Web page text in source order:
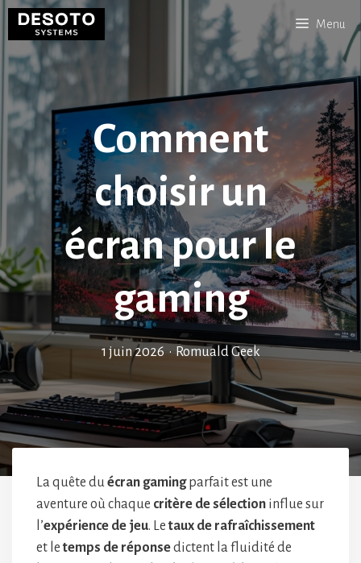
Aller
contenu
Menu
Comment
choisir un
écran pour le
gaming
1 juin 2026 • Romuald Geek
La quête duécran gamingparfait est une
aventure où chaque critère de sélection influe sur
l’expérience de jeu. Le taux de rafraîchissement
et le temps de réponsedictent la fluidité de